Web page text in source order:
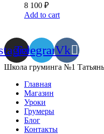
8 100 ₽
Add to cart
TelegramVk
Школа груминга №1
Главная
Магазин
Уроки
Грумеры
Блог
Контакты